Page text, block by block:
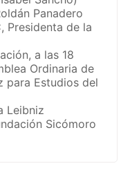
Panadero
Presidenta de la
a las 18
Ordinaria de
para Estudios del
Leibniz
Sicómoro